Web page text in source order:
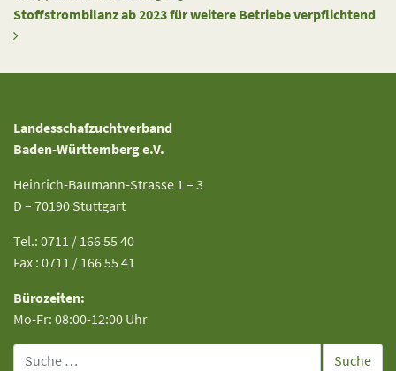
Stoffstrombilanz ab 2023 für weitere Betriebe verpflichtend
Landesschafzuchtverband
Baden-Württemberg e.V.
Heinrich-Baumann-Strasse 1 – 3
D – 70190 Stuttgart
Tel.: 0711 / 166 55 40
Fax : 0711 / 166 55 41
Bürozeiten:
Mo-Fr: 08:00-12:00 Uhr
Suche